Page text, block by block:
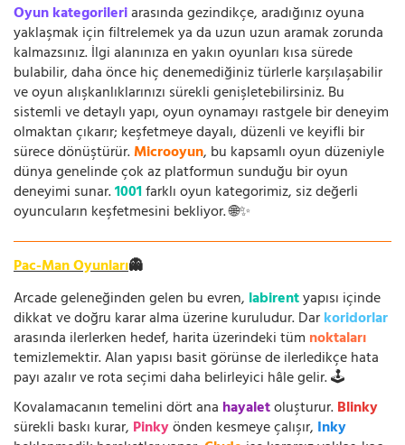
Oyun kategorileriarasında gezindikçe, aradığınız oyuna
yaklaşmak için filtrelemek ya da uzun uzun aramak zorunda
kalmazsınız. İlgi alanınıza en yakın oyunları kısa sürede
bulabilir, daha önce hiç denemediğiniz türlerle karşılaşabilir
ve oyun alışkanlıklarınızı sürekli genişletebilirsiniz. Bu
sistemli ve detaylı yapı, oyun oynamayı rastgele bir deneyim
olmaktan çıkarır; keşfetmeye dayalı, düzenli ve keyifli bir
sürece dönüştürür.Microoyun, bu kapsamlı oyun düzeniyle
dünya genelinde çok az platformun sunduğu bir oyun
deneyimi sunar.1001farklı oyun kategorimiz, siz değerli
oyuncuların keşfetmesini bekliyor. 🌐✨
Pac-Man Oyunları👻
Arcade geleneğinden gelen bu evren, labirentyapısı içinde
dikkat ve doğru karar alma üzerine kuruludur. Darkoridorlar
arasında ilerlerken hedef, harita üzerindeki tüm noktaları
temizlemektir. Alan yapısı basit görünse de ilerledikçe hata
payı azalır ve rota seçimi daha belirleyici hâle gelir. 🕹️
Kovalamacanın temelini dört ana hayaletoluşturur.Blinky
sürekli baskı kurar, Pinkyönden kesmeye çalışır, Inky